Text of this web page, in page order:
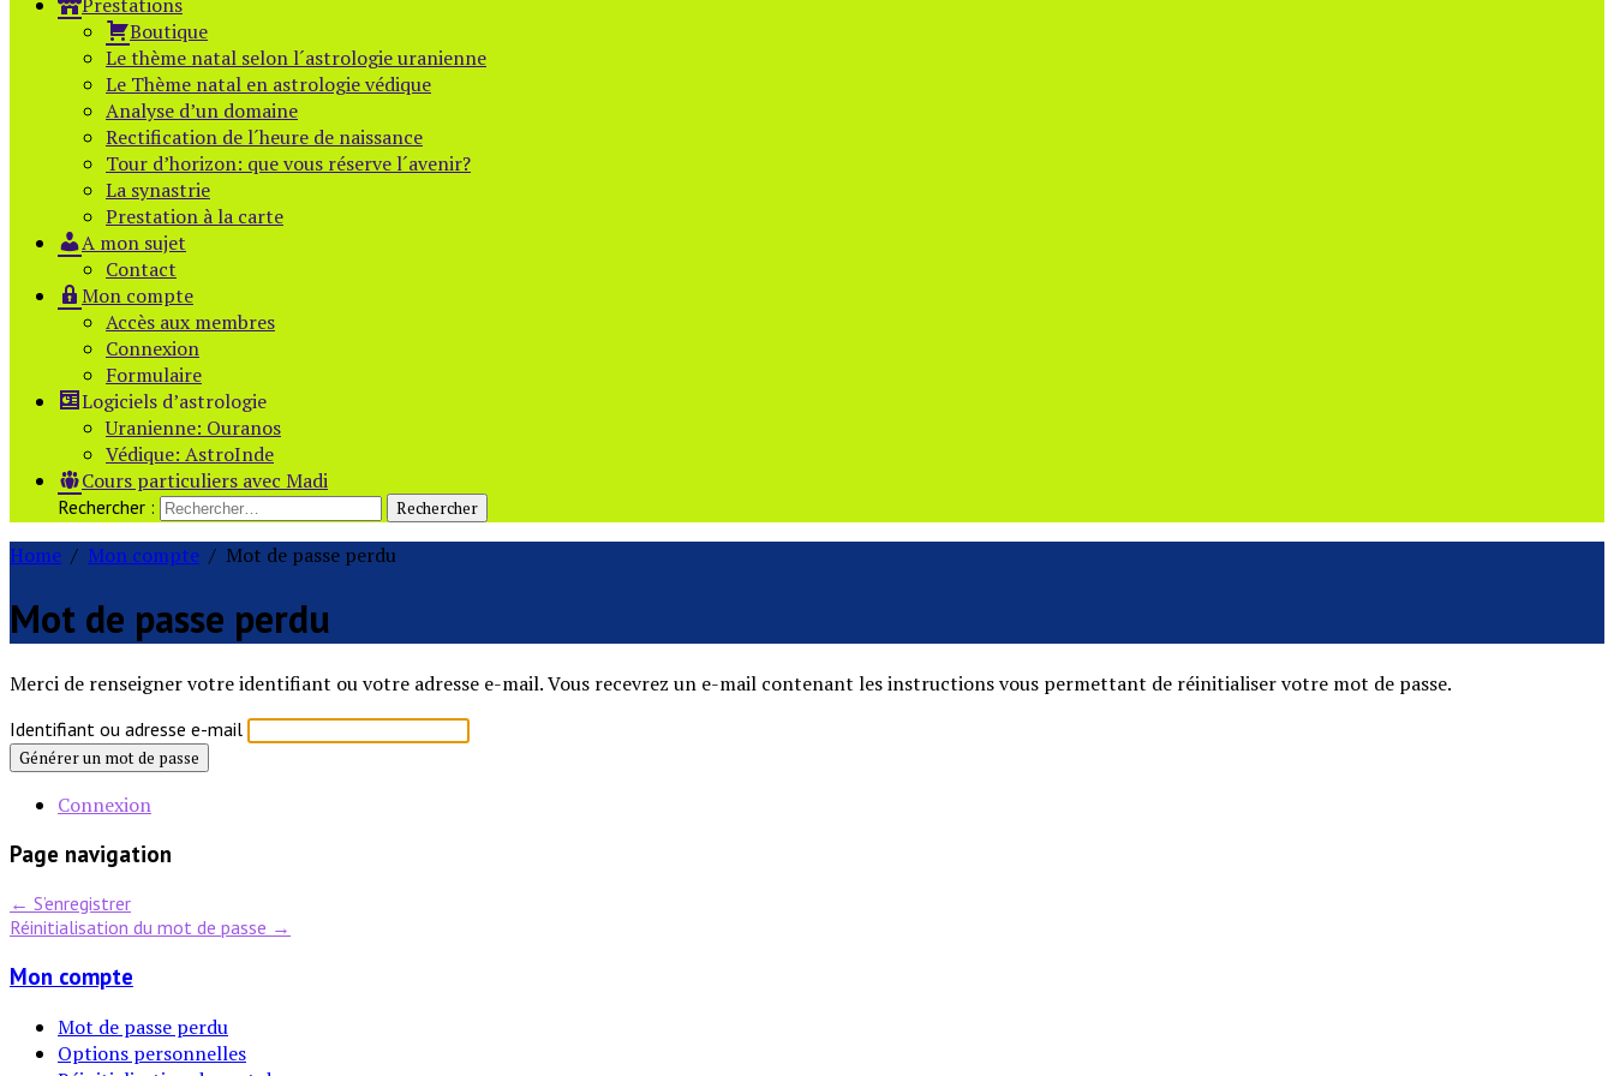
Boutique
Le thème natal selon l´astrologie uranienne
Le Thème natal en astrologie védique
Analyse d’un domaine
Rectification de l´heure de naissance
Tour d’horizon: que vous réserve l´avenir?
La synastrie
Prestation à la carte
A mon sujet
Contact
Mon compte
Accès aux membres
Connexion
Formulaire
Logiciels d’astrologie
Uranienne: Ouranos
Védique: AstroInde
Cours particuliers avec Madi
Rechercher :
Home / Mon compte / Mot de passe perdu
Mot de passe perdu
Merci de renseigner votre identifiant ou votre adresse e-mail. Vous recevrez un e-mail contenant les instructions vous permettant de réinitialiser votre mot de passe.
Identifiant ou adresse e-mail
Générer un mot de passe
Connexion
Page navigation
← S’enregistrer
Réinitialisation du mot de passe →
Mon compte
Mot de passe perdu
Options personnelles